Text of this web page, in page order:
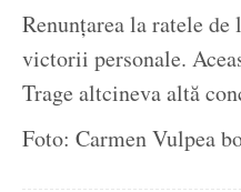
Renunțarea la ratele de
victorii personale.
Trage altcineva altă
Foto: Carmen Vulpea